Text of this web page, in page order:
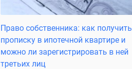
Право собственника: как получить
прописку в ипотечной квартире и
можно ли зарегистрировать в ней
третьих лиц